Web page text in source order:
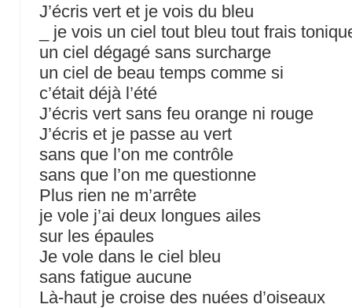
J’écris vert et je vois du bleu
_ je vois un ciel tout bleu tout frais
un ciel dégagé sans surcharge
un ciel de beau temps comme si
c’était déjà l’été
J’écris vert sans feu orange ni rouge
J’écris et je passe au vert
sans que l’on me contrôle
sans que l’on me questionne
Plus rien ne m’arrête
je vole j’ai deux longues ailes
sur les épaules
Je vole dans le ciel bleu
sans fatigue aucune
Là-haut je croise des nuées d’oiseaux